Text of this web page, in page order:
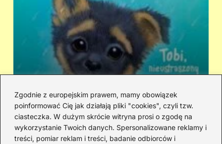
Zgodnie z europejskim prawem, mamy obowiązek
poinformować Cię jak działają pliki "cookies", czyli tzw.
ciasteczka. W dużym skrócie witryna prosi o zgodę na
wykorzystanie Twoich danych. Spersonalizowane reklamy i
treści, pomiar reklam i treści, badanie odbiorców i
Kto śpiewa „Zaopiekuj się mną”? IRA
czy Rezerwat — prawda o dwóch
wersjach